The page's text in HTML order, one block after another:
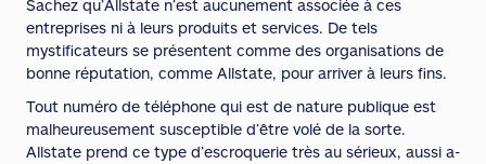
Sachez qu’Allstate n’est aucunement associée à ces
entreprises ni à leurs produits et services. De tels
mystificateurs se présentent comme des organisations de
bonne réputation, comme Allstate, pour arriver à leurs fins.
Tout numéro de téléphone qui est de nature publique est
malheureusement susceptible d’être volé de la sorte.
Allstate prend ce type d’escroquerie très au sérieux, aussi a-